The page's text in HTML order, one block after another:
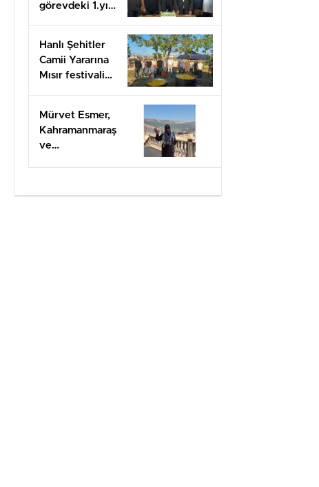
görevdeki 1.yılı
Hanlı Şehitler
Camii Yararına
Mısır festivali
Mürvet Esmer,
Kahramanmaraş
ve